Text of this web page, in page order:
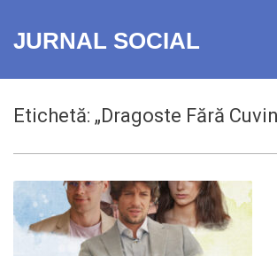
JURNAL SOCIAL
Etichetă: „Dragoste Fără